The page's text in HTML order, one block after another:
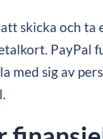
skicka och
PayPal
med sig av